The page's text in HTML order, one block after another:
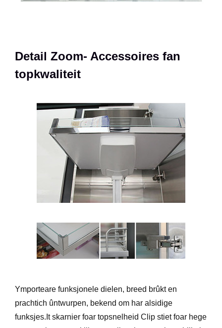
Detail Zoom- Accessoires fan
topkwaliteit
Ymporteare funksjonele dielen, breed brûkt en
prachtich ûntwurpen, bekend om har alsidige
funksjes.It skarnier foar topsnelheid Clip stiet foar hege